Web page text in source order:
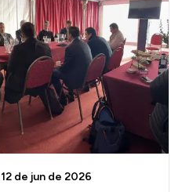
12 de jun de 2026